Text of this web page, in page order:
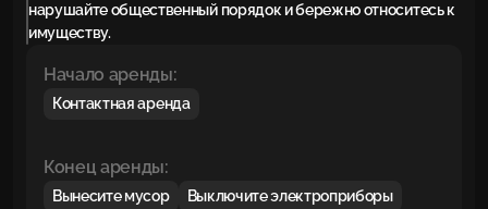
нарушайте общественный порядок и бережно относитесь к
имуществу.
Начало аренды:
Контактная аренда
Конец аренды:
Вынесите мусор Выключите электроприборы